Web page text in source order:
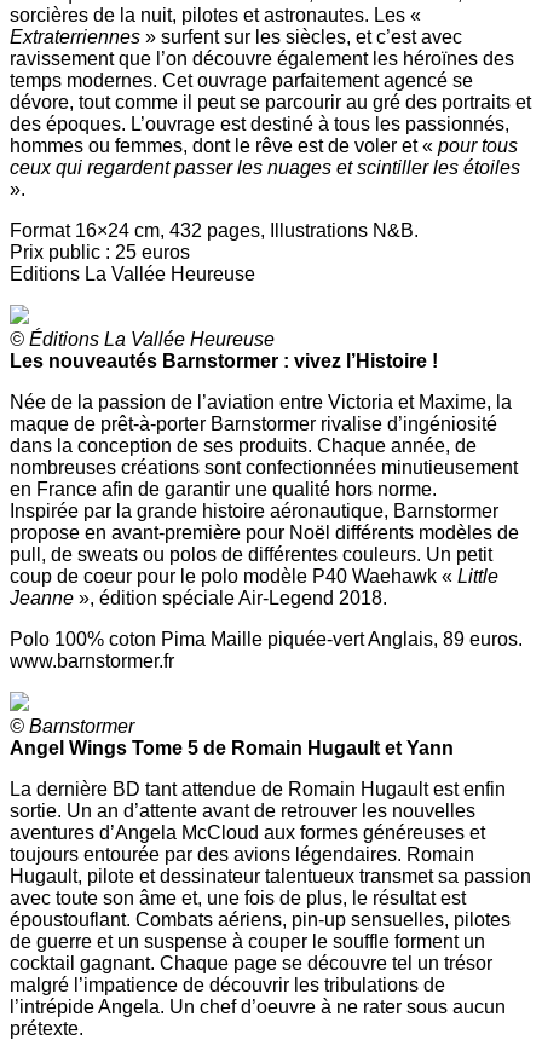
sorcières de la nuit, pilotes et astronautes. Les «
Extraterriennes » surfent sur les siècles, et c’est avec
ravissement que l’on découvre également les héroïnes des
temps modernes. Cet ouvrage parfaitement agencé se
dévore, tout comme il peut se parcourir au gré des portraits et
des époques. L’ouvrage est destiné à tous les passionnés,
hommes ou femmes, dont le rêve est de voler et « pour tous
ceux qui regardent passer les nuages et scintiller les étoiles
».
Format 16×24 cm, 432 pages, Illustrations N&B.
Prix public : 25 euros
Editions La Vallée Heureuse
© Éditions La Vallée Heureuse
Les nouveautés Barnstormer : vivez l’Histoire !
Née de la passion de l’aviation entre Victoria et Maxime, la
maque de prêt-à-porter Barnstormer rivalise d’ingéniosité
dans la conception de ses produits. Chaque année, de
nombreuses créations sont confectionnées minutieusement
en France afin de garantir une qualité hors norme.
Inspirée par la grande histoire aéronautique, Barnstormer
propose en avant-première pour Noël différents modèles de
pull, de sweats ou polos de différentes couleurs. Un petit
coup de coeur pour le polo modèle P40 Waehawk « Little
Jeanne », édition spéciale Air-Legend 2018.
Polo 100% coton Pima Maille piquée-vert Anglais, 89 euros.
www.barnstormer.fr
© Barnstormer
Angel Wings Tome 5 de Romain Hugault et Yann
La dernière BD tant attendue de Romain Hugault est enfin
sortie. Un an d’attente avant de retrouver les nouvelles
aventures d’Angela McCloud aux formes généreuses et
toujours entourée par des avions légendaires. Romain
Hugault, pilote et dessinateur talentueux transmet sa passion
avec toute son âme et, une fois de plus, le résultat est
époustouflant. Combats aériens, pin-up sensuelles, pilotes
de guerre et un suspense à couper le souffle forment un
cocktail gagnant. Chaque page se découvre tel un trésor
malgré l’impatience de découvrir les tribulations de
l’intrépide Angela. Un chef d’oeuvre à ne rater sous aucun
prétexte.